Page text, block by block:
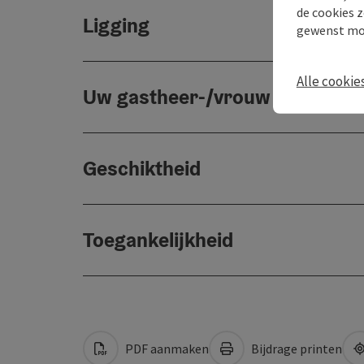
Ligging
Uw gastheer-/vrouw
Geschiktheid
Toegankelijkheid
PDF aanmaken Bijdrage printen
de cookies
gewenst
Alle